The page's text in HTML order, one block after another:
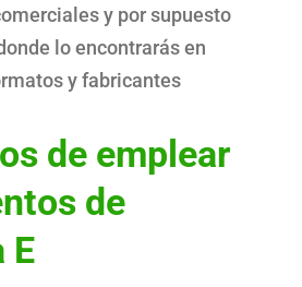
y por supuesto
lo encontrarás en
y fabricantes
de emplear
de
E